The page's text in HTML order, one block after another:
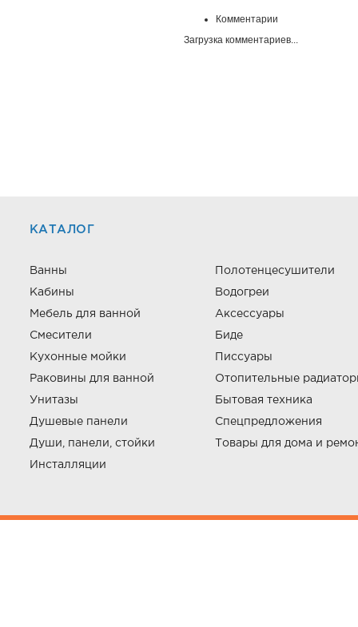
Комментарии
Загрузка комментариев...
КАТАЛОГ
Ванны
Кабины
Мебель для ванной
Смесители
Кухонные мойки
Раковины для ванной
Унитазы
Душевые панели
Души, панели, стойки
Инсталляции
Полотенцесушители
Водогреи
Аксессуары
Биде
Писсуары
Отопительные
Бытовая техника
Спецпредложения
Товары для дома и